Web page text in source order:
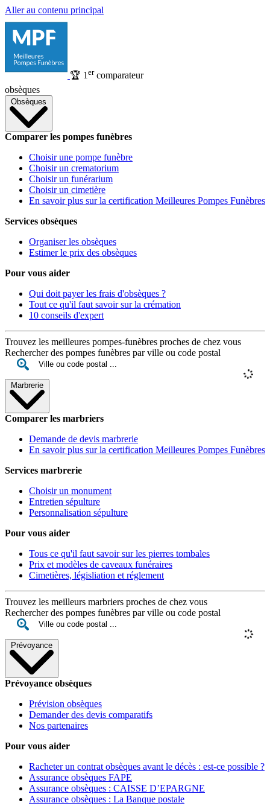
Aller au contenu principal
🏆 1 ercomparateur
obsèques
Obsèques
Comparer les pompes funèbres
Choisir une pompe funèbre
Choisir un crematorium
Choisir un funérarium
Choisir un cimetière
En savoir plus sur la certification Meilleures Pompes Funèbres
Services obsèques
Organiser les obsèques
Estimer le prix des obsèques
Pour vous aider
Qui doit payer les frais d'obsèques ?
Tout ce qu'il faut savoir sur la crémation
10 conseils d'expert
Trouvez les meilleures pompes-funèbres proches de chez vous
Rechercher des pompes funèbres par ville ou code postal
Marbrerie
Comparer les marbriers
Demande de devis marbrerie
En savoir plus sur la certification Meilleures Pompes Funèbres
Services marbrerie
Choisir un monument
Entretien sépulture
Personnalisation sépulture
Pour vous aider
Tous ce qu'il faut savoir sur les pierres tombales
Prix et modèles de caveaux funéraires
Cimetières, législiation et réglement
Trouvez les meilleurs marbriers proches de chez vous
Rechercher des pompes funèbres par ville ou code postal
Prévoyance
Prévoyance obsèques
Prévision obsèques
Demander des devis comparatifs
Nos partenaires
Pour vous aider
Racheter un contrat obsèques avant le décès : est-ce possible ?
Assurance obsèques FAPE
Assurance obsèques : CAISSE D’EPARGNE
Assurance obsèques : La Banque postale